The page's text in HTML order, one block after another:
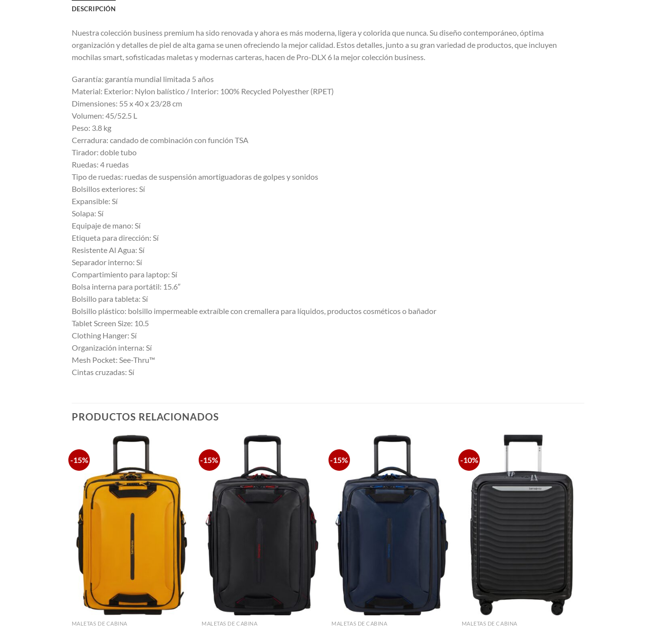
DESCRIPCIÓN
Nuestra colección business premium ha sido renovada y ahora es más moderna, ligera y colorida que nunca. Su diseño contemporáneo, óptima
organización y detalles de piel de alta gama se unen ofreciendo la mejor calidad. Estos detalles, junto a su gran variedad de productos, que incluyen
mochilas smart, sofisticadas maletas y modernas carteras, hacen de Pro-DLX 6 la mejor colección business.
Garantía: garantía mundial limitada 5 años
Material: Exterior: Nylon balístico / Interior: 100% Recycled Polyesther (RPET)
Dimensiones: 55 x 40 x 23/28 cm
Volumen: 45/52.5 L
Peso: 3.8 kg
Cerradura: candado de combinación con función TSA
Tirador: doble tubo
Ruedas: 4 ruedas
Tipo de ruedas: ruedas de suspensión amortiguadoras de golpes y sonidos
Bolsillos exteriores: Sí
Expansible: Sí
Solapa: Sí
Equipaje de mano: Sí
Etiqueta para dirección: Sí
Resistente Al Agua: Sí
Separador interno: Sí
Compartimiento para laptop: Sí
Bolsa interna para portátil: 15.6″
Bolsillo para tableta: Sí
Bolsillo plástico: bolsillo impermeable extraíble con cremallera para líquidos, productos cosméticos o bañador
Tablet Screen Size: 10.5
Clothing Hanger: Sí
Organización interna: Sí
Mesh Pocket: See-Thru™
Cintas cruzadas: Sí
PRODUCTOS RELACIONADOS
-15%
MALETAS DE CABINA
-15%
MALETAS DE CABINA
-15%
MALETAS DE CABINA
-10%
MALETAS DE CABINA